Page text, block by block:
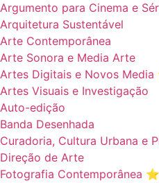
Argumento para Cinema e
Arquitetura Sustentável
Arte Contemporânea
Arte Sonora e Media Arte
Artes Digitais e Novos Media
Artes Visuais e Investigação
Auto-edição
Banda Desenhada
Curadoria, Cultura Urbana e
Direção de Arte
Fotografia Contemporânea ⭐️